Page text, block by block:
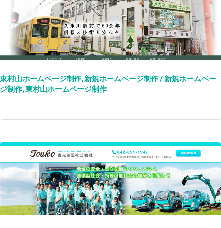
東村山ホームページ制作,新規ホームページ制作/新規ホームペー
ジ制作,東村山ホームページ制作